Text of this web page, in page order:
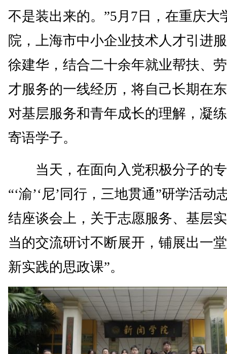
不是装出来的。”5月7日，在重庆大
院，上海市中小企业技术人才引进
徐建华，结合二十余年就业帮扶、
才服务的一线经历，将自己长期在
对基层服务和青年成长的理解，凝
寄语学子。
当天，在面向入党积极分子的专
“‘渝’‘尼’同行，三地贯通”研学活动
结座谈会上，关于志愿服务、基层
当的交流研讨不断展开，铺展出一
新实践的思政课”。